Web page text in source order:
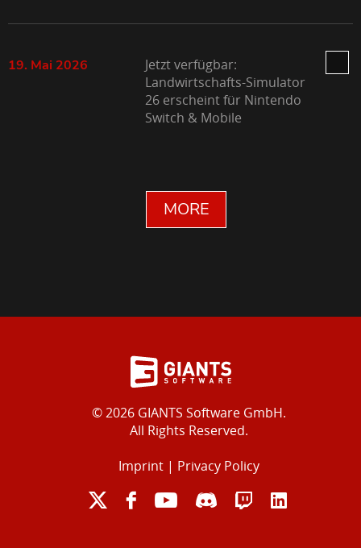
19. Mai 2026
Jetzt verfügbar:
Landwirtschafts-Simulator
26 erscheint für Nintendo
Switch & Mobile
MORE
© 2026 GIANTS Software GmbH.
All Rights Reserved.
Imprint| Privacy Policy